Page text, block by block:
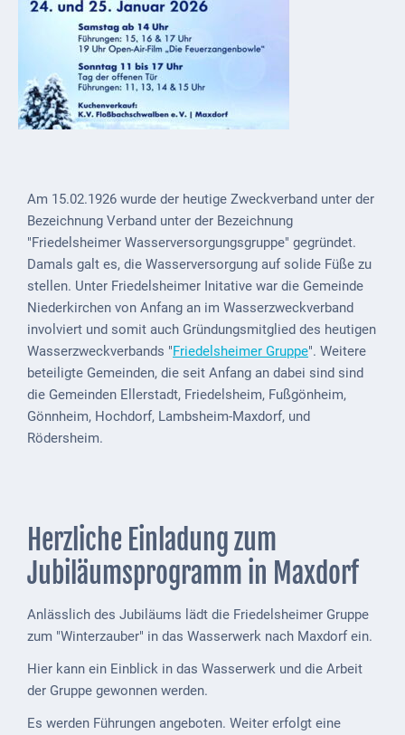
Abfallentsorgung
Energieversorgung
Breitbandausbau/
Telekommunikation
Wasser-
und
Abwasser
Defibrillatoren
Katastrophenschutz
Notfallnummern
Suche
Sitemap
Historisches
Bau
Schwesternhaus
Am 15.02.1926 wurde der heutige Zweckverband unter der
Bezeichnung Verband unter der Bezeichnung
"Friedelsheimer Wasserversorgungsgruppe" gegründet.
Damals galt es, die Wasserversorgung auf solide Füße zu
stellen. Unter Friedelsheimer Initative war die Gemeinde
Niederkirchen von Anfang an im Wasserzweckverband
involviert und somit auch Gründungsmitglied des heutigen
Wasserzweckverbands "Friedelsheimer Gruppe". Weitere
beteiligte Gemeinden, die seit Anfang an dabei sind sind
die Gemeinden Ellerstadt, Friedelsheim, Fußgönheim,
Gönnheim, Hochdorf, Lambsheim-Maxdorf, und
Rödersheim.
Herzliche Einladung zum
Jubiläumsprogramm in Maxdorf
Anlässlich des Jubiläums lädt die Friedelsheimer Gruppe
zum "Winterzauber" in das Wasserwerk nach Maxdorf ein.
Hier kann ein Einblick in das Wasserwerk und die Arbeit
der Gruppe gewonnen werden.
Es werden Führungen angeboten. Weiter erfolgt eine